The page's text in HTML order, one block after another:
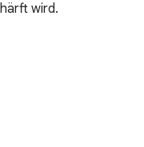
wird.